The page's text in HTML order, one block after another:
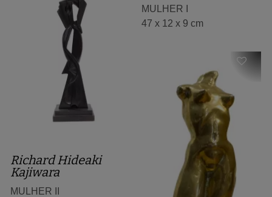
MULHER I
47 x 12 x 9 cm
Richard Hideaki
Kajiwara
MULHER II